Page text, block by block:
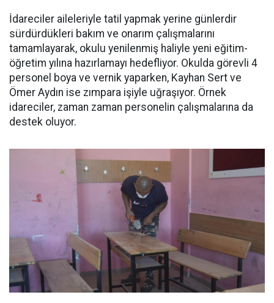
İdareciler aileleriyle tatil yapmak yerine günlerdir
sürdürdükleri bakım ve onarım çalışmalarını
tamamlayarak, okulu yenilenmiş haliyle yeni eğitim-
öğretim yılına hazırlamayı hedefliyor. Okulda görevli 4
personel boya ve vernik yaparken, Kayhan Sert ve
Ömer Aydın ise zımpara işiyle uğraşıyor. Örnek
idareciler, zaman zaman personelin çalışmalarına da
destek oluyor.